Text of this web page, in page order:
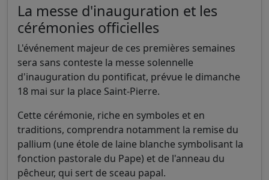
La messe d'inauguration et les
cérémonies officielles
L'événement majeur de ces premières semaines
sera sans conteste la messe solennelle
d'inauguration du pontificat, prévue le dimanche
18 mai sur la place Saint-Pierre.
Cette cérémonie, riche en symboles et en
traditions, comprendra notamment la remise du
pallium (une étole de laine blanche symbolisant la
fonction pastorale du Pape) et de l'anneau du
pêcheur, qui sert de sceau papal.